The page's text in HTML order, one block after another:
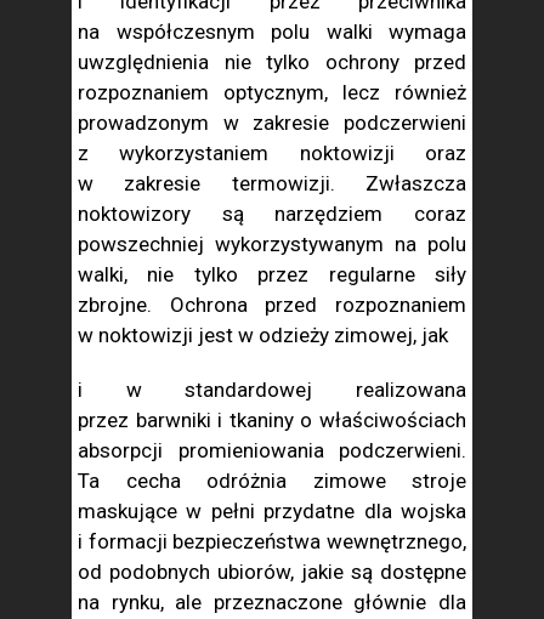
na współczesnym polu walki wymaga
uwzględnienia nie tylko ochrony przed
rozpoznaniem optycznym, lecz również
prowadzonym w zakresie podczerwieni
z wykorzystaniem noktowizji oraz
w zakresie termowizji. Zwłaszcza
noktowizory są narzędziem coraz
powszechniej wykorzystywanym na polu
walki, nie tylko przez regularne siły
zbrojne. Ochrona przed rozpoznaniem
w noktowizji jest w odzieży zimowej, jak
i w standardowej realizowana
przez barwniki i tkaniny o właściwościach
absorpcji promieniowania podczerwieni.
Ta cecha odróżnia zimowe stroje
maskujące w pełni przydatne dla wojska
i formacji bezpieczeństwa wewnętrznego,
od podobnych ubiorów, jakie są dostępne
na rynku, ale przeznaczone głównie dla